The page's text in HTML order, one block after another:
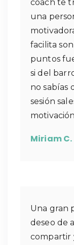
coach te
una
facilita
puntos
si del
no sabías
sesión
Miriam C.
Una gran
deseo de
compartir